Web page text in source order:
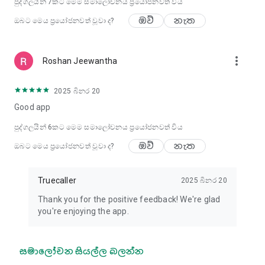
ඔබට මෙය ප්‍රයෝජනවත් වූවා ද? ඔව් නැත
Roshan Jeewantha more_vert
2025 බිනර 20
Good app
පුද්ගලයින් 6කට මෙම සමාලෝචනය ප්‍රයෝජනවත් විය
ඔබට මෙය ප්‍රයෝජනවත් වූවා ද? ඔව් නැත
Truecaller 2025 බිනර 20
Thank you for the positive feedback! We're glad
you're enjoying the app.
සමාලෝචන සියල්ල බලන්න